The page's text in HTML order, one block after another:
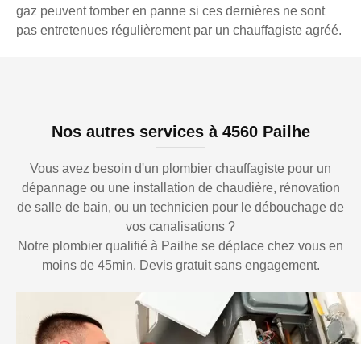
gaz peuvent tomber en panne si ces dernières ne sont
pas entretenues régulièrement par un chauffagiste agréé.
Nos autres services à 4560 Pailhe
Vous avez besoin d'un plombier chauffagiste pour un
dépannage ou une installation de chaudière, rénovation
de salle de bain, ou un technicien pour le débouchage de
vos canalisations ?
Notre plombier qualifié à Pailhe se déplace chez vous en
moins de 45min. Devis gratuit sans engagement.